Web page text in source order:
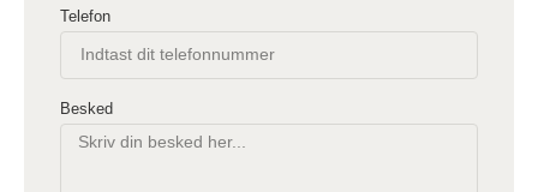
Telefon
Besked